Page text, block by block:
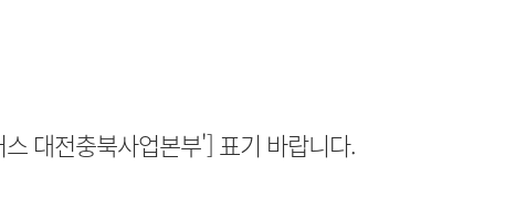
대전충북사업본부'] 표기 바랍니다.